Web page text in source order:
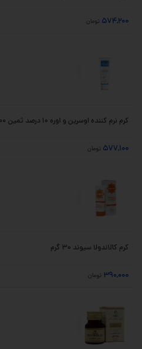
574,200 تومان
کرم نرم کننده اوسرین و اوره ۱۰ درصد ثمین ۱۰۰ میلی لیتر
577,100 تومان
کرم کالاندولا سیوند 30 گرم
390,000 تومان